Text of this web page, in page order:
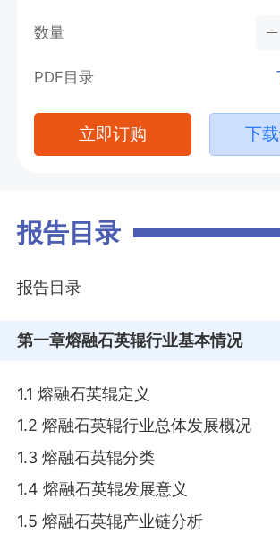
数量
PDF目录
立即订购 下
报告目录
报告目录
第一章熔融石英辊行业基本情况
1.1 熔融石英辊定义
1.2 熔融石英辊行业总体发展概况
1.3 熔融石英辊分类
1.4 熔融石英辊发展意义
1.5 熔融石英辊产业链分析